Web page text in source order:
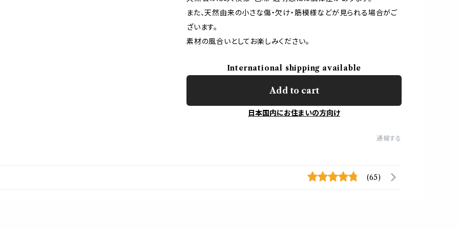
また、天然由来の小さな傷・欠け・筋模様などが見られる場合がご
ざいます。
素材の風合いとしてお楽しみください。
International shipping available
Add to cart
日本国内にお住まいの方向け
通報する
(65)